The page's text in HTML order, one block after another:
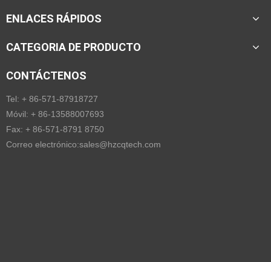
ENLACES RÁPIDOS
CATEGORIA DE PRODUCTO
CONTÁCTENOS
Tel: + 86-571-87918727
Móvil: + 86-13588007693
Fax: + 86-571-8791 8750
Correo electrónico:sales@hzcqtech.com